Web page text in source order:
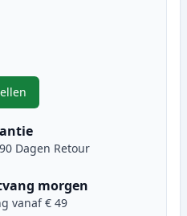
te passen
,2 stuks Canon CLI-551XL
Dagen Retour
morgen
vanaf € 49